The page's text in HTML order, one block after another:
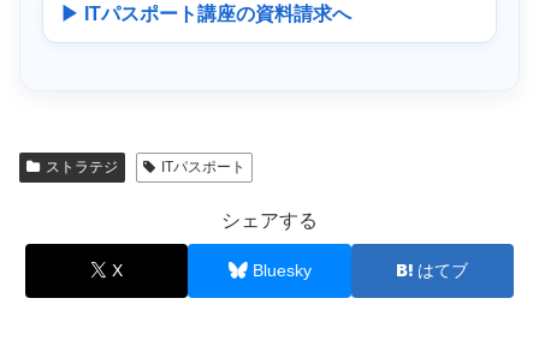
▶ ITパスポート講座の資料請求へ
ストラテジ ITパスポート
シェアする
X Bluesky はてブ